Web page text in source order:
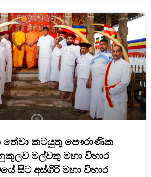
කටයුතු පෞරාණික
මල්වතු මහා විහාර
සිට අස්ගිරි මහා විහාර